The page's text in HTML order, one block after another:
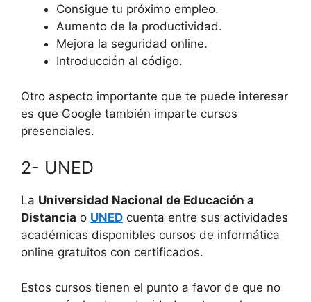
Consigue tu próximo empleo.
Aumento de la productividad.
Mejora la seguridad online.
Introducción al código.
Otro aspecto importante que te puede interesar
es que Google también imparte cursos
presenciales.
2- UNED
La Universidad Nacional de Educación a
Distancia o UNED cuenta entre sus actividades
académicas disponibles cursos de informática
online gratuitos con certificados.
Estos cursos tienen el punto a favor de que no